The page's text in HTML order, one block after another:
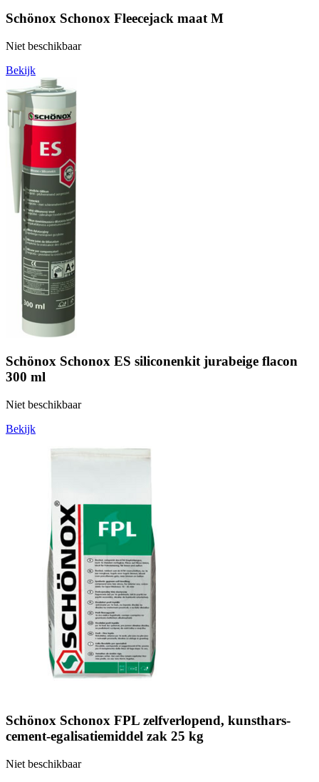
Schönox Schonox Fleecejack maat M
Niet beschikbaar
Bekijk
Schönox Schonox ES siliconenkit jurabeige flacon
300 ml
Niet beschikbaar
Bekijk
Schönox Schonox FPL zelfverlopend, kunsthars-
cement-egalisatiemiddel zak 25 kg
Niet beschikbaar